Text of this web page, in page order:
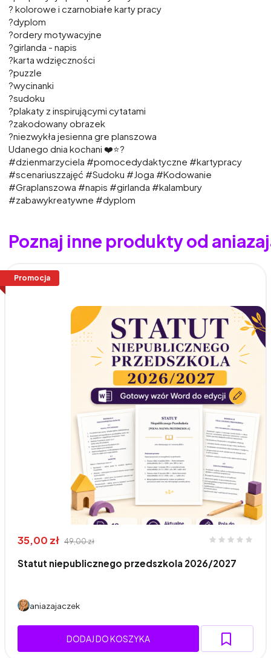
? kolorowe i czarnobiałe karty pracy
?dyplom
?ordery motywacyjne
?girlanda - napis
?karta wdzięczności
?puzzle
?wycinanki
?sudoku
?plakaty z inspirującymi cytatami
?zakodowany obrazek
?niezwykła jesienna gre planszowa
Udanego dnia kochani ❤️⭐️?
#dzienmarzyciela #pomocedydaktyczne #kartypracy
#scenariuszzajęć #Sudoku #Joga #Kodowanie
#Graplanszowa #napis #girlanda #kalambury
#zabawykreatywne #dyplom
Poznaj inne produkty od
Promocja
35,00 zł 49,00 zł
Statut niepublicznego przedszkola 2026/2027
aniazajaczek
DODAJ DO KOSZYKA